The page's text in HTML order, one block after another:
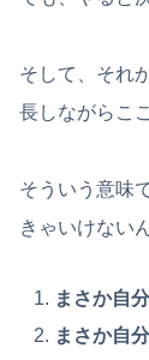
そして、それ
長しながらこ
そういう意味
きゃいけない
まさか自
まさか自